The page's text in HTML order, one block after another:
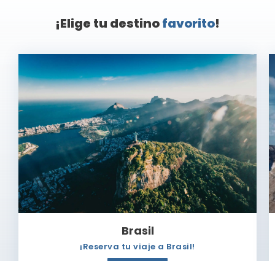
¡Elige tu destinofavorito!
Brasil
¡Reserva tu viaje a Brasil!